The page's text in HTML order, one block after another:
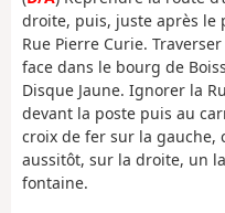
droite, puis, juste après le
Rue Pierre Curie.
face dans le bourg de
Disque Jaune. Ignorer la
devant la poste puis au
croix de fer sur la
aussitôt, sur la droite, un
fontaine.